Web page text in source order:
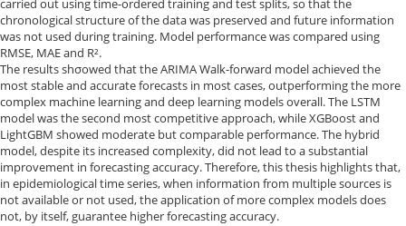
carried out using time-ordered training and test splits, so that the
chronological structure of the data was preserved and future information
was not used during training. Model performance was compared using
RMSE, MAE and R².
The results shσowed that the ARIMA Walk-forward model achieved the
most stable and accurate forecasts in most cases, outperforming the more
complex machine learning and deep learning models overall. The LSTM
model was the second most competitive approach, while XGBoost and
LightGBM showed moderate but comparable performance. The hybrid
model, despite its increased complexity, did not lead to a substantial
improvement in forecasting accuracy. Therefore, this thesis highlights that,
in epidemiological time series, when information from multiple sources is
not available or not used, the application of more complex models does
not, by itself, guarantee higher forecasting accuracy.